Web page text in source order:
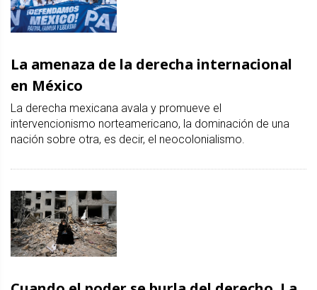
La amenaza de la derecha internacional
en México
La derecha mexicana avala y promueve el
intervencionismo norteamericano, la dominación de una
nación sobre otra, es decir, el neocolonialismo.